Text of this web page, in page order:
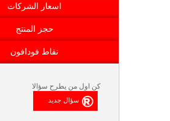
اسعار الشركات
حجز المنتج
نقاط فودافون
كن اول من يطرح سؤالا